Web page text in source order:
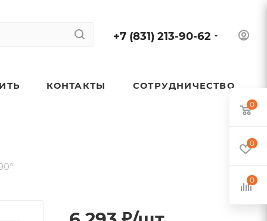
+7 (831) 213-90-62
КОНТАКТЫ СОТРУДНИЧЕСТВО
0
0
0